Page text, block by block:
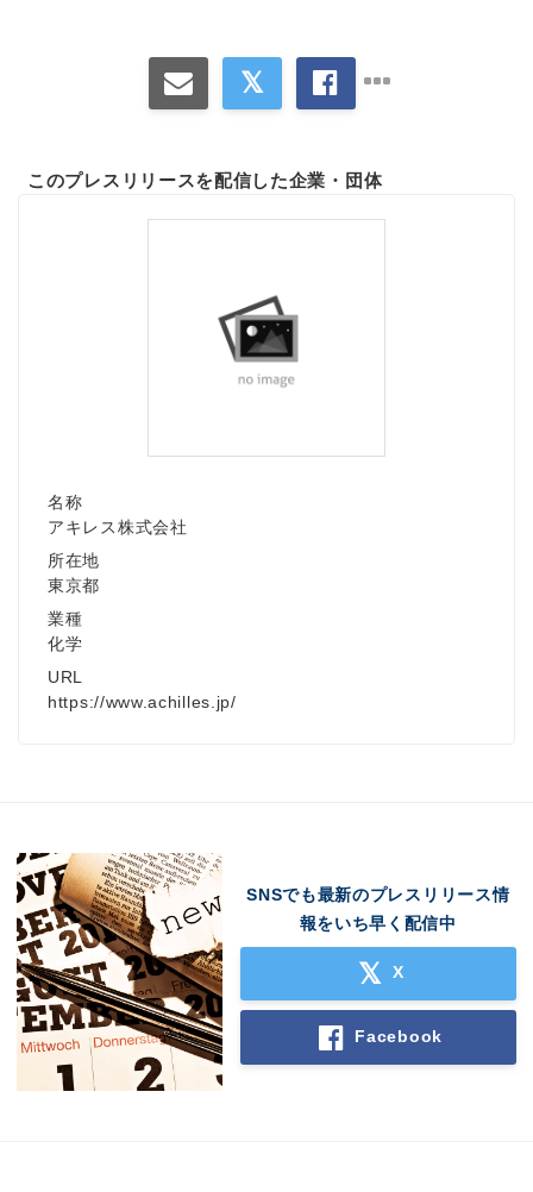
このプレスリリースを配信した企業・団体
名称
アキレス株式会社
所在地
東京都
業種
化学
URL
https://www.achilles.jp/
SNSでも最新のプレスリリース情
報をいち早く配信中
X
Facebook